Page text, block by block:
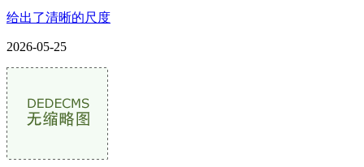
给出了清晰的尺度
2026-05-25